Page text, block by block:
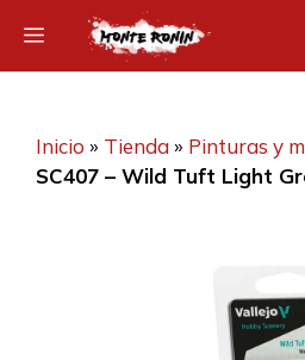
contenido
Menú
Inicio » Tienda» Pinturas y
SC407 – Wild Tuft Light